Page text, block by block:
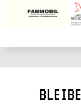
BLEIBE